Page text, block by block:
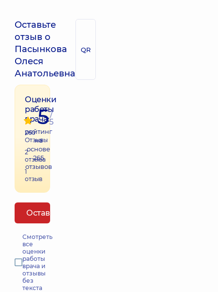
Оставьте
отзыв о
Пасынкова
Олеся
Анатольевна
QR
Оценки
работы
врача:
260
Отзывы
2
отзыва
1
отзыв
5/
5
рейтинг
на
основе
265
отзывов
Оставить отзыв
Смотреть
все
оценки
работы
врача и
отзывы
без
текста